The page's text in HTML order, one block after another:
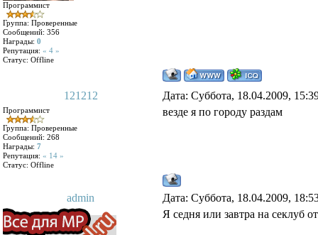
Программист
Группа: Проверенные
Сообщений: 356
Награды: 0
Репутация: « 4 »
Статус: Offline
121212 Дата: Суббота, 18.04.2009,
Программист
Группа: Проверенные
Сообщений: 268
Награды: 7
Репутация: « 14 »
Статус: Offline
везде я по городу раздам
admin Дата: Суббота, 18.04.2009,
Я седня или завтра на секлуб